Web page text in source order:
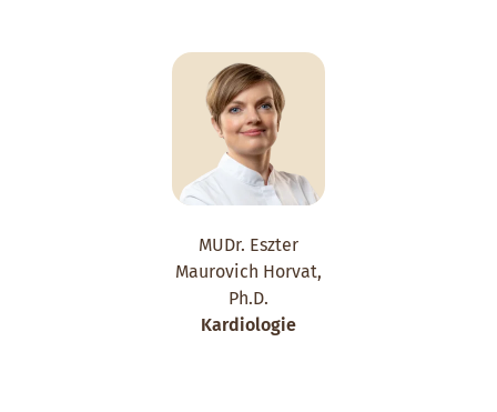
MUDr. Eszter
Maurovich Horvat,
Ph.D.
Kardiologie